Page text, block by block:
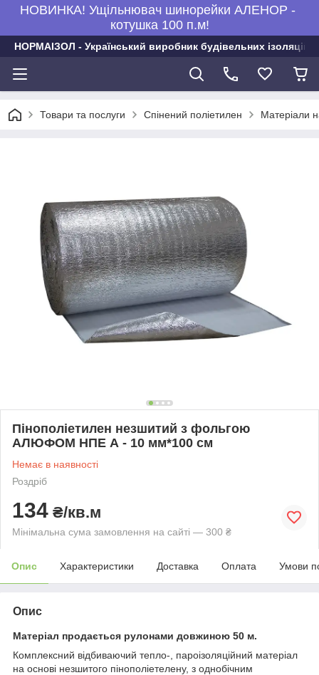
НОВИНКА! Ущільнювач шинорейки АЛЕНОР -
котушка 100 п.м!
НОРМАІЗОЛ - Український виробник будівельних
Товари та послуги Спінений поліетилен Матеріали
Пінополіетилен незшитий з фольгою
АЛЮФОМ НПЕ А - 10 мм*100 см
Немає в наявності
Роздріб
134 ₴/кв.м
Мінімальна сума замовлення на сайті — 300 ₴
Опис Характеристики Доставка Оплата Умови
Опис
Матеріал продається рулонами довжиною 50 м.
Комплексний відбиваючий тепло-, пароізоляційний матеріал
на основі незшитого пінополіетелену, з однобічним